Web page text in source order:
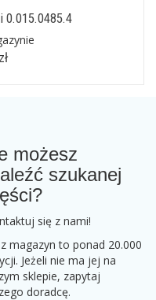
0.015.0485.4
możesz
szukanej
się z nami!
magazyn to ponad 20.000
Jeżeli nie ma jej na
sklepie, zapytaj
doradcę.